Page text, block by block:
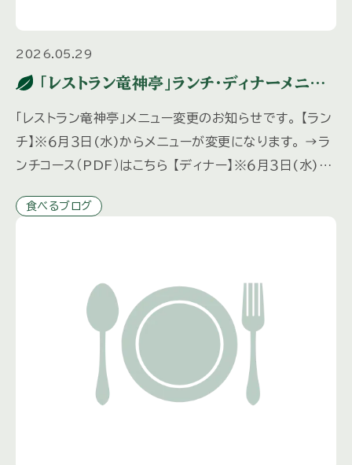
2026.05.29
「レストラン竜神亭」ランチ・ディナーメニュ
「レストラン竜神亭」メニュー変更のお知らせです。 【ラン
チ】※６月３日(水)からメニューが変更になります。 →ラ
ンチコース（PDF）はこちら 【ディナー】※６月３日(水)か
食べるブログ